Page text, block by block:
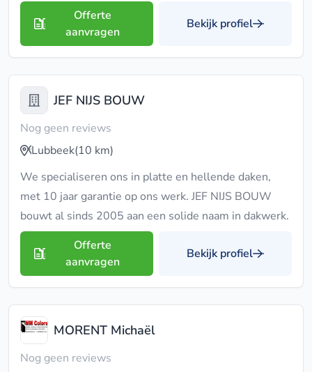
Offerte
aanvragen
Bekijk profiel
JEF NIJS BOUW
Nog geen reviews
Lubbeek(10 km)
We specialiseren ons in platte en hellende daken,
met 10 jaar garantie op ons werk. JEF NIJS BOUW
bouwt al sinds 2005 aan een solide naam in dakwerk.
Offerte
aanvragen
Bekijk profiel
MORENT Michaël
Nog geen reviews